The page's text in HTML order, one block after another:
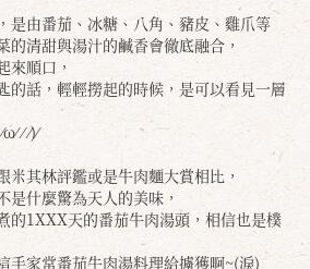
是由番茄、冰糖、八角、豬皮、雞爪等
的清甜與湯汁的鹹香會徹底融合，
來順口，
的話，輕輕撈起的時候，是可以看見一層
⁄ ⁄)⁄
米其林評鑑或是牛肉麵大賞相比，
是什麼驚為天人的美味，
的1XXX天的番茄牛肉湯頭，相信也是樸
手家常番茄牛肉湯料理給擄獲啊~(淚)